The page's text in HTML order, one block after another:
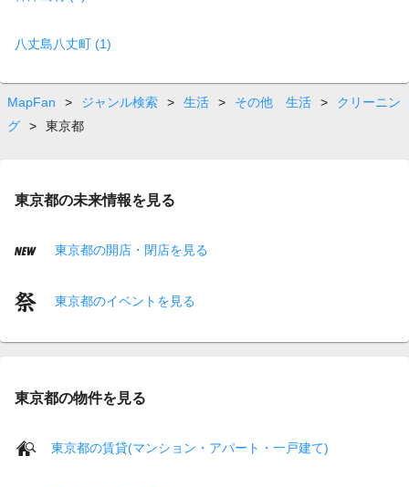
八丈島八丈町 (1)
MapFan > ジャンル検索 > 生活 > その他 生活 >
クリーニン
グ
> 東京都
東京都の未来情報を見る
東京都の開店・閉店を見る
東京都のイベントを見る
東京都の物件を見る
東京都の賃貸(マンション・アパート・一戸建て)